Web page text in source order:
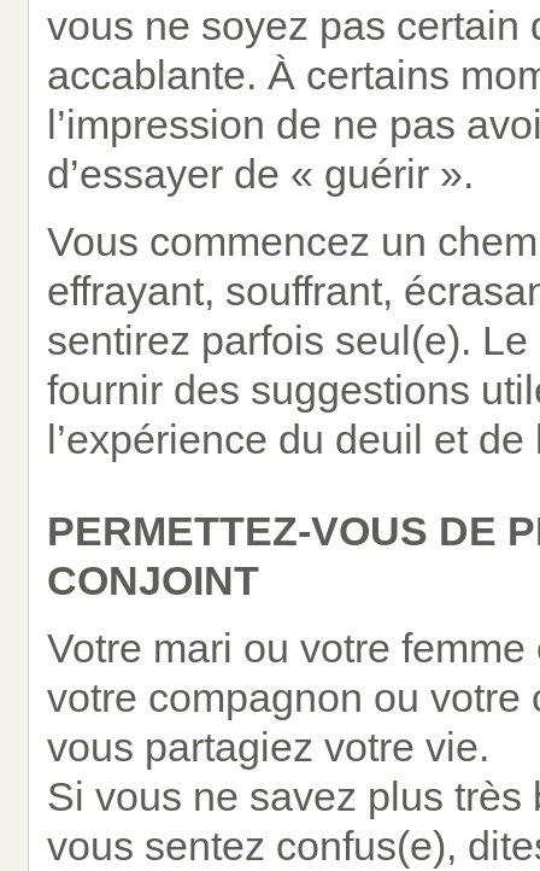
vous ne soyez pas certain
accablante. À certains
l’impression de ne pas
d’essayer de « guérir ».
Vous commencez un
effrayant, souffrant,
sentirez parfois seul(e).
fournir des suggestions
l’expérience du deuil et
PERMETTEZ-VOUS DE
CONJOINT
Votre mari ou votre
votre compagnon ou
vous partagiez votre vie.
Si vous ne savez plus
vous sentez confus(e),